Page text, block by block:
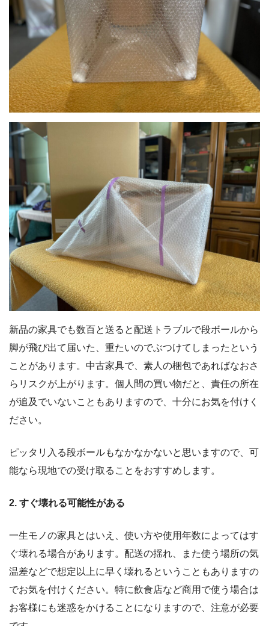
新品の家具でも数百と送ると配送トラブルで段ボールから
脚が飛び出て届いた、重たいのでぶつけてしまったという
ことがあります。中古家具で、素人の梱包であればなおさ
らリスクが上がります。個人間の買い物だと、責任の所在
が追及でいないこともありますので、十分にお気を付けく
ださい。
ピッタリ入る段ボールもなかなかないと思いますので、可
能なら現地での受け取ることをおすすめします。
2. すぐ壊れる可能性がある
一生モノの家具とはいえ、使い方や使用年数によってはす
ぐ壊れる場合があります。配送の揺れ、また使う場所の気
温差などで想定以上に早く壊れるということもありますの
でお気を付けください。特に飲食店など商用で使う場合は
お客様にも迷惑をかけることになりますので、注意が必要